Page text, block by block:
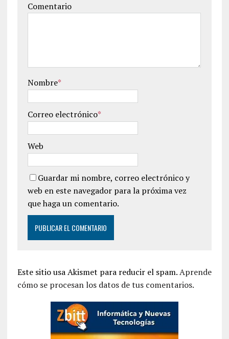
Comentario
Nombre*
Correo electrónico*
Web
Guardar mi nombre, correo electrónico y
web en este navegador para la próxima vez
que haga un comentario.
Este sitio usa Akismet para reducir el spam.Aprende
cómo se procesan los datos de tus comentarios.